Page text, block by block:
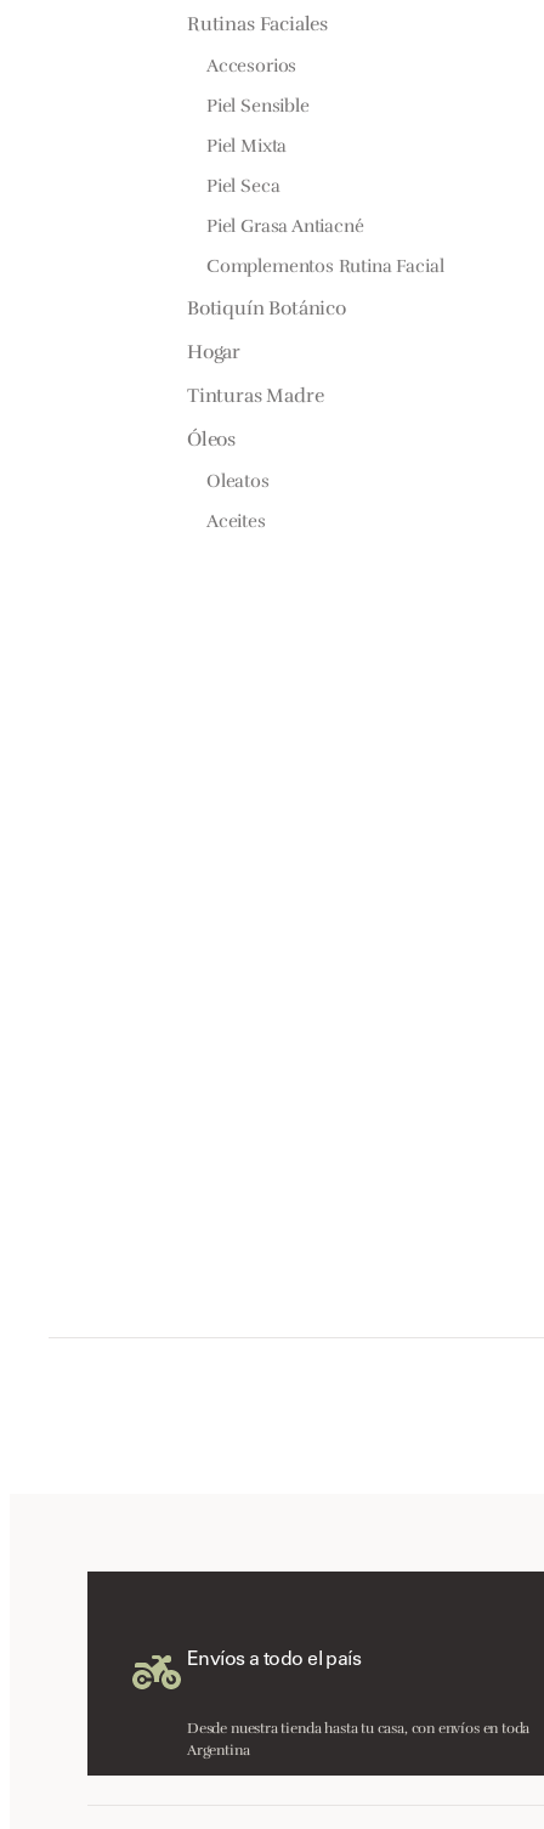
Rutinas Faciales
Accesorios
Piel Sensible
Piel Mixta
Piel Seca
Piel Grasa Antiacné
Complementos Rutina Facial
Botiquín Botánico
Hogar
Tinturas Madre
Óleos
Oleatos
Aceites
Envíos a todo el país
Desde nuestra tienda hasta tu casa, con envíos en toda
Argentina